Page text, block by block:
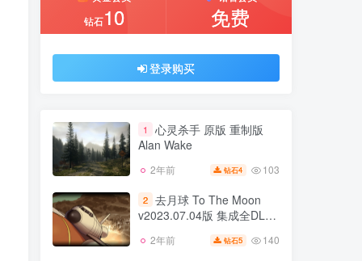
钻石10 免费
登录购买
1
心灵杀手 原版 重制版
Alan Wake
2年前 钻石4 103
2 去月球 To The Moon
v2023.07.04版 集成全DLC
2年前 钻石5 140
10 免费
1
心灵杀手 原版 重制版
Alan Wake
2年前 钻石4
2
去月球 To The Moon